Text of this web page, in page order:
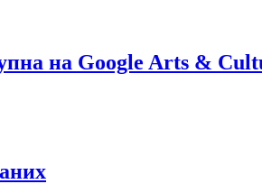
на Google Arts &